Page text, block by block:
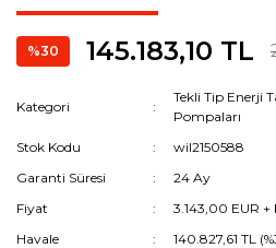
%30 145.183,10 TL
Kategori
Tekli Tip Enerji
Pompaları
Stok Kodu
wil2150588
Garanti Süresi
24 Ay
Fiyat
3.143,00 EUR +
Havale
140.827,61 TL